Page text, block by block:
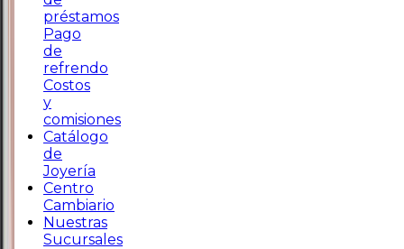
préstamos
Pago
de
refrendo
Costos
y
comisiones
Catálogo
de
Joyería
Centro
Cambiario
Nuestras
Sucursales